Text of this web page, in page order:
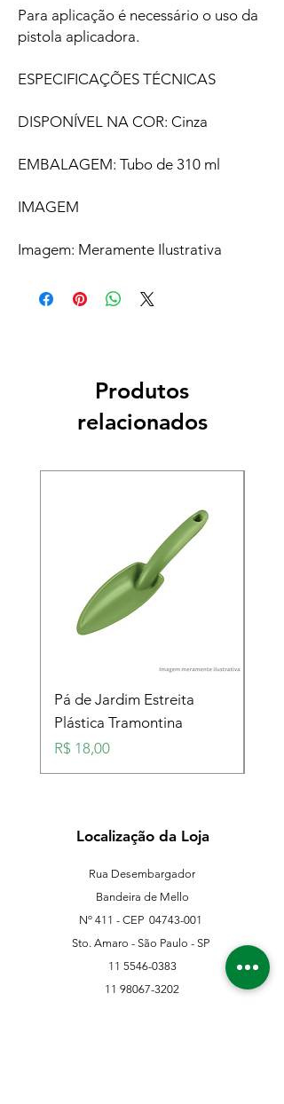
Para aplicação é necessário o uso da
pistola aplicadora.
ESPECIFICAÇÕES TÉCNICAS
DISPONÍVEL NA COR: Cinza
EMBALAGEM: Tubo de 310 ml
IMAGEM
Imagem: Meramente Ilustrativa
Produtos
relacionados
Pá de Jardim Estreita
Plástica Tramontina
Preço
R$ 18,00
Localização da Loja
Rua Desembargador
Bandeira de Mello
Nº 411 - CEP 04743-001
Sto. Amaro - São Paulo - SP
11 5546-0383
11 98067-3202